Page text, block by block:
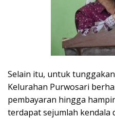
Selain itu, untuk
Kelurahan Purwosari
pembayaran hingga
terdapat sejumlah kendala